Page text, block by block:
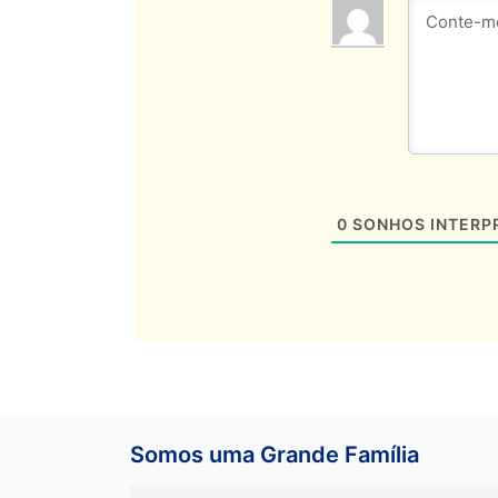
0 SONHOS
Somos uma Grande Família